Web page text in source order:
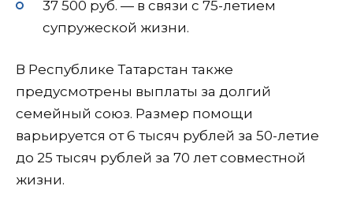
37 500 руб. — в связи с 75-летием
супружеской жизни.
В Республике Татарстан также
предусмотрены выплаты за долгий
семейный союз. Размер помощи
варьируется от 6 тысяч рублей за 50-летие
до 25 тысяч рублей за 70 лет совместной
жизни.